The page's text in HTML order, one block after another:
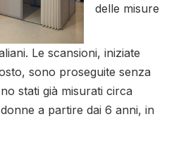
delle misure
Le scansioni, iniziate
sono proseguite senza
stati già misurati circa
a partire dai 6 anni, in